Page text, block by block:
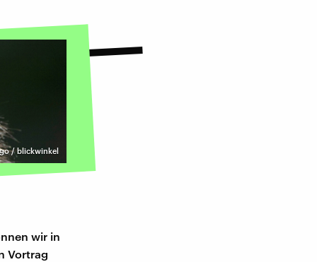
/ blickwinkel
wir in
Vortrag